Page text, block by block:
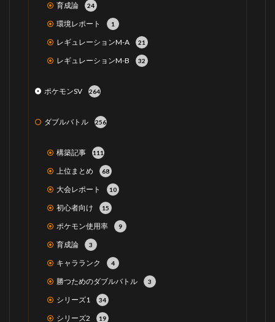
育成論 24
環境レポート 1
レギュレーションM-A 21
レギュレーションM-B 32
ポケモンSV 264
ダブルバトル 256
構築記事 111
上位まとめ 68
大会レポート 10
初心者向け 15
ポケモン使用率 9
育成論 3
キャラランク 4
勝つためのダブルバトル 3
シリーズ1 34
シリーズ2 19